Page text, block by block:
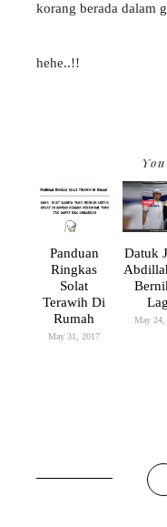
korang berada dalam
hehe..!!
Panduan
Ringkas
Solat
Terawih Di
Rumah
May 31, 2017
Datuk
May 24,